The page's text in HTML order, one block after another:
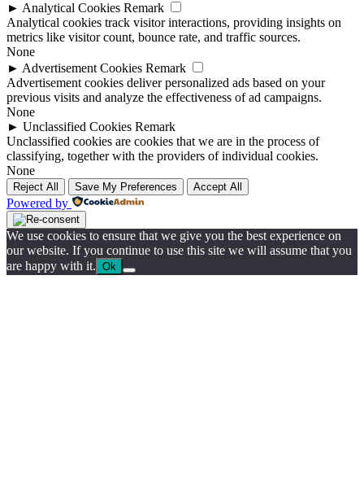
► Analytical Cookies Remark
Analytical cookies track visitor interactions, providing insights on
metrics like visitor count, bounce rate, and traffic sources.
None
► Advertisement Cookies Remark
Advertisement cookies deliver personalized ads based on your
previous visits and analyze the effectiveness of ad campaigns.
None
► Unclassified Cookies Remark
Unclassified cookies are cookies that we are in the process of
classifying, together with the providers of individual cookies.
None
Reject All Save My Preferences Accept All
Powered by
We use cookies to ensure that we give you the best experience on
our website. If you continue to use this site we will assume that you
are happy with it. Ok